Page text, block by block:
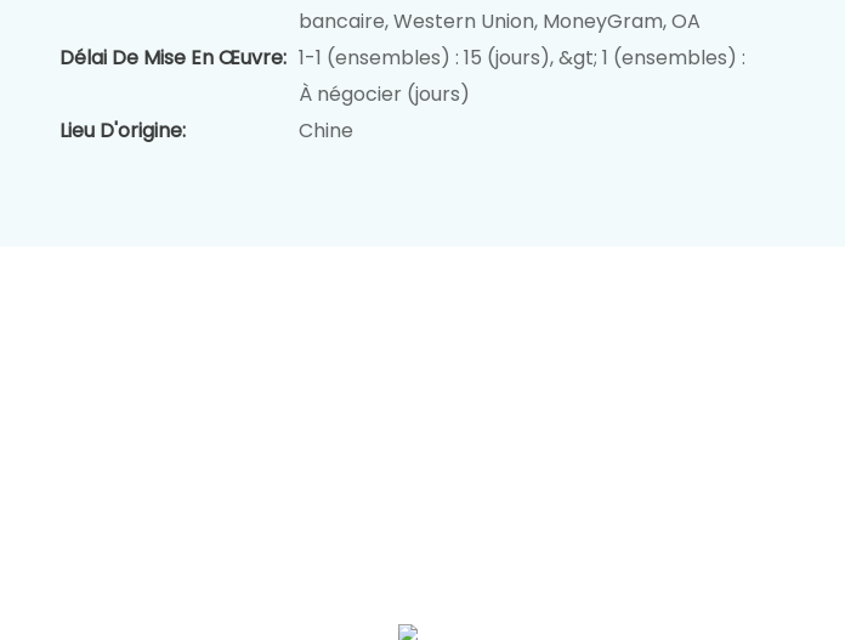
bancaire, Western Union, MoneyGram, OA
Délai De Mise En Œuvre: 1-1 (ensembles) : 15 (jours), &gt; 1 (ensembles) :
À négocier (jours)
Lieu D'origine:
Chine